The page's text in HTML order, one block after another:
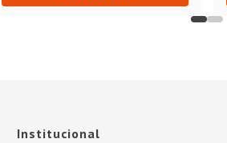
Institucional